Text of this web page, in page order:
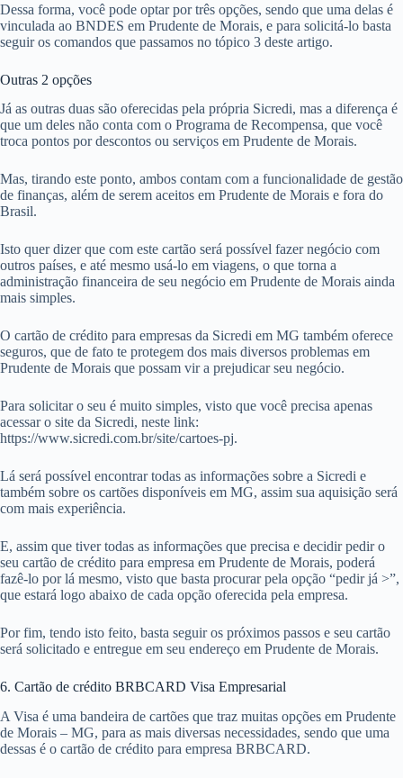
Dessa forma, você pode optar por três opções, sendo que uma delas é
vinculada ao BNDES em Prudente de Morais, e para solicitá-lo basta
seguir os comandos que passamos no tópico 3 deste artigo.
Outras 2 opções
Já as outras duas são oferecidas pela própria Sicredi, mas a diferença é
que um deles não conta com o Programa de Recompensa, que você
troca pontos por descontos ou serviços em Prudente de Morais.
Mas, tirando este ponto, ambos contam com a funcionalidade de gestão
de finanças, além de serem aceitos em Prudente de Morais e fora do
Brasil.
Isto quer dizer que com este cartão será possível fazer negócio com
outros países, e até mesmo usá-lo em viagens, o que torna a
administração financeira de seu negócio em Prudente de Morais ainda
mais simples.
O cartão de crédito para empresas da Sicredi em MG também oferece
seguros, que de fato te protegem dos mais diversos problemas em
Prudente de Morais que possam vir a prejudicar seu negócio.
Para solicitar o seu é muito simples, visto que você precisa apenas
acessar o site da Sicredi, neste link:
https://www.sicredi.com.br/site/cartoes-pj.
Lá será possível encontrar todas as informações sobre a Sicredi e
também sobre os cartões disponíveis em MG, assim sua aquisição será
com mais experiência.
E, assim que tiver todas as informações que precisa e decidir pedir o
seu cartão de crédito para empresa em Prudente de Morais, poderá
fazê-lo por lá mesmo, visto que basta procurar pela opção “pedir já >”,
que estará logo abaixo de cada opção oferecida pela empresa.
Por fim, tendo isto feito, basta seguir os próximos passos e seu cartão
será solicitado e entregue em seu endereço em Prudente de Morais.
6. Cartão de crédito BRBCARD Visa Empresarial
A Visa é uma bandeira de cartões que traz muitas opções em Prudente
de Morais – MG, para as mais diversas necessidades, sendo que uma
dessas é o cartão de crédito para empresa BRBCARD.